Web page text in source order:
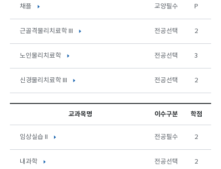
채플 교양필수 P
근골격물리치료학 III 전공선택 2
노인물리치료학 전공선택 3
신경물리치료학 III 전공선택 2
교과목명 이수구분 학점
임상실습 II 전공필수 2
내과학 전공선택 2